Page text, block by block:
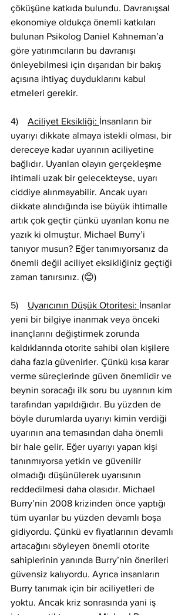
çöküşüne katkıda bulundu. Davranışsal
ekonomiye oldukça önemli katkıları
bulunan Psikolog Daniel Kahneman’a
göre yatırımcıların bu davranışı
önleyebilmesi için dışarıdan bir bakış
açısına ihtiyaç duyduklarını kabul
etmeleri gerekir.
4) Aciliyet Eksikliği: İnsanların bir
uyarıyı dikkate almaya istekli olması, bir
dereceye kadar uyarının aciliyetine
bağlıdır. Uyarılan olayın gerçekleşme
ihtimali uzak bir gelecekteyse, uyarı
ciddiye alınmayabilir. Ancak uyarı
dikkate alındığında ise büyük ihtimalle
artık çok geçtir çünkü uyarılan konu ne
yazık ki olmuştur. Michael Burry’i
tanıyor musun? Eğer tanımıyorsanız da
önemli değil aciliyet eksikliğiniz geçtiği
zaman tanırsınız. (😊)
5) Uyarıcının Düşük Otoritesi: İnsanlar
yeni bir bilgiye inanmak veya önceki
inançlarını değiştirmek zorunda
kaldıklarında otorite sahibi olan kişilere
daha fazla güvenirler. Çünkü kısa karar
verme süreçlerinde güven önemlidir ve
beynin soracağı ilk soru bu uyarının kim
tarafından yapıldığıdır. Bu yüzden de
böyle durumlarda uyarıyı kimin verdiği
uyarının ana temasından daha önemli
bir hale gelir. Eğer uyarıyı yapan kişi
tanınmıyorsa yetkin ve güvenilir
olmadığı düşünülerek uyarısının
reddedilmesi daha olasıdır. Michael
Burry’nin 2008 krizinden önce yaptığı
tüm uyarılar bu yüzden devamlı boşa
gidiyordu. Çünkü ev fiyatlarının devamlı
artacağını söyleyen önemli otorite
sahiplerinin yanında Burry’nin önerileri
güvensiz kalıyordu. Ayrıca insanların
Burry tanımak için bir aciliyetleri de
yoktu. Ancak kriz sonrasında yani iş